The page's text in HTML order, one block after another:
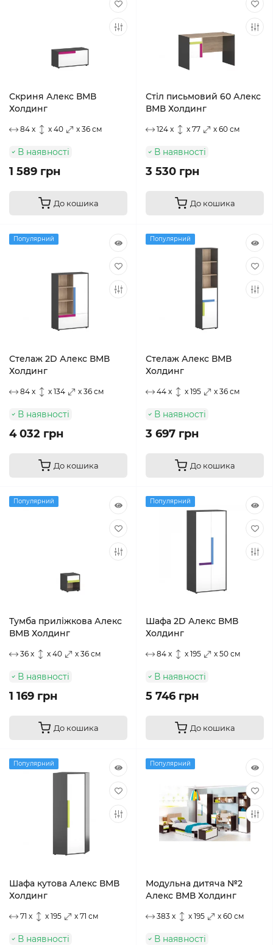
Скриня Алекс ВМВ
Холдинг
84 x x 40 x 36 см
В наявності
1 589 грн
До кошика
Стiл письмовий 60 Алекс
ВМВ Холдинг
124 x x 77 x 60 см
В наявності
3 530 грн
До кошика
Популярний
Стелаж 2D Алекс ВМВ
Холдинг
84 x x 134 x 36 см
В наявності
4 032 грн
До кошика
Популярний
Стелаж Алекс ВМВ
Холдинг
44 x x 195 x 36 см
В наявності
3 697 грн
До кошика
Популярний
Тумба приліжкова Алекс
ВМВ Холдинг
36 x x 40 x 36 см
В наявності
1 169 грн
До кошика
Популярний
Шафа 2D Алекс ВМВ
Холдинг
84 x x 195 x 50 см
В наявності
5 746 грн
До кошика
Популярний
Шафа кутова Алекс ВМВ
Холдинг
71 x x 195 x 71 см
В наявності
Популярний
Модульна дитяча №2
Алекс ВМВ Холдинг
383 x x 195 x 60 см
В наявності